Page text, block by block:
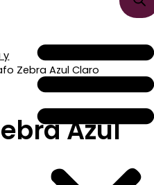
y
Zebra Azul Claro
Azul